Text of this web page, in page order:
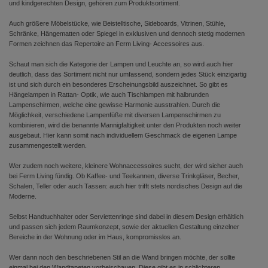
und kindgerechten Design, gehören zum Produktsortiment.
Auch größere Möbelstücke, wie Beistelltische, Sideboards, Vitrinen, Stühle,
Schränke, Hängematten oder Spiegel in exklusiven und dennoch stetig modernen
Formen zeichnen das Repertoire an Ferm Living- Accessoires aus.
Schaut man sich die Kategorie der Lampen und Leuchte an, so wird auch hier
deutlich, dass das Sortiment nicht nur umfassend, sondern jedes Stück einzigartig
ist und sich durch ein besonderes Erscheinungsbild auszeichnet. So gibt es
Hängelampen in Rattan- Optik, wie auch Tischlampen mit halbrunden
Lampenschirmen, welche eine gewisse Harmonie ausstrahlen. Durch die
Möglichkeit, verschiedene Lampenfüße mit diversen Lampenschirmen zu
kombinieren, wird die benannte Mannigfaltigkeit unter den Produkten noch weiter
ausgebaut. Hier kann somit nach individuellem Geschmack die eigenen Lampe
zusammengestellt werden.
Wer zudem noch weitere, kleinere Wohnaccessoires sucht, der wird sicher auch
bei Ferm Living fündig. Ob Kaffee- und Teekannen, diverse Trinkgläser, Becher,
Schalen, Teller oder auch Tassen: auch hier trifft stets nordisches Design auf die
Moderne.
Selbst Handtuchhalter oder Serviettenringe sind dabei in diesem Design erhältlich
und passen sich jedem Raumkonzept, sowie der aktuellen Gestaltung einzelner
Bereiche in der Wohnung oder im Haus, kompromisslos an.
Wer dann noch den beschriebenen Stil an die Wand bringen möchte, der sollte